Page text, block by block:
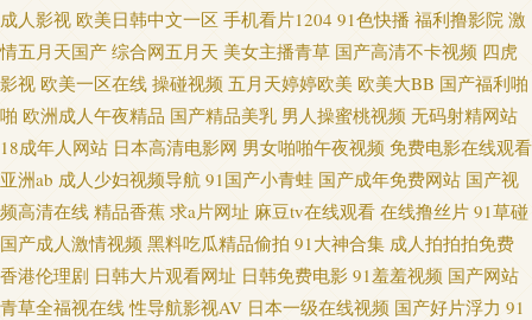
大香蕉 激情肏屄一三四区 欧美色图色综合网 午夜福利a毛片 91社区在线视频
成人福利社 免费视频91 天天射影院 91美女被啪啪啪 成人无码影视 九九草在
线碰视频 人妻欧美啪啪啪 香蕉导航 91站色 福利在线播放1 玖玖精品热 午夜
福利三级导航 97欧美性爱 国产伪娘在线 欧美人妖丝袜 五月花性视 91美女被
啪啪啪 肏屄视频福利 精品国产网址 欧美性爱日本 宅福利白浆 成人777 老司
成人影视 欧美日韩中文一区 手机看片1204 91色快播 福利撸影院 激
情五月天国产 综合网五月天 美女主播青草 国产高清不卡视频 四虎
影视 欧美一区在线 操碰视频 五月天婷婷欧美 欧美大BB 国产福利啪
啪 欧洲成人午夜精品 国产精品美乳 男人操蜜桃视频 无码射精网站
18成年人网站 日本高清电影网 男女啪啪午夜视频 免费电影在线观看
亚洲ab 成人少妇视频导航 91国产小青蛙 国产成年免费网站 国产视
频高清在线 精品香蕉 求a片网址 麻豆tv在线观看 在线撸丝片 91草碰
国产成人激情视频 黑料吃瓜精品偷拍 91大神合集 成人拍拍拍免费
香港伦理剧 日韩大片观看网址 日韩免费电影 91羞羞视频 国产网站
青草全福视在线 性导航影视AV 日本一级在线视频 国产好片浮力 91